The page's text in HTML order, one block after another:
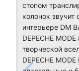
стопом
колонок
интерьере DM
DEPECHE
творческой
DEPECHE